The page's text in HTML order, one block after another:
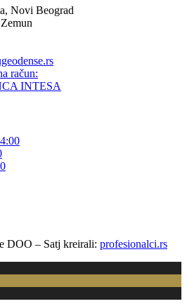
Novi Beograd
račun:
INTESA
DOO – Satj kreirali: profesionalci.rs